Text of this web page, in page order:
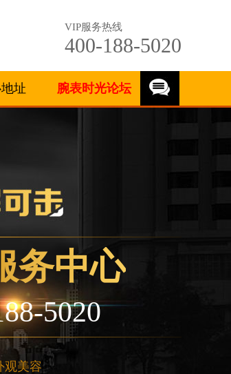
VIP服务热线
400-188-5020
址 腕表时光论坛
务中心
5020
观美容